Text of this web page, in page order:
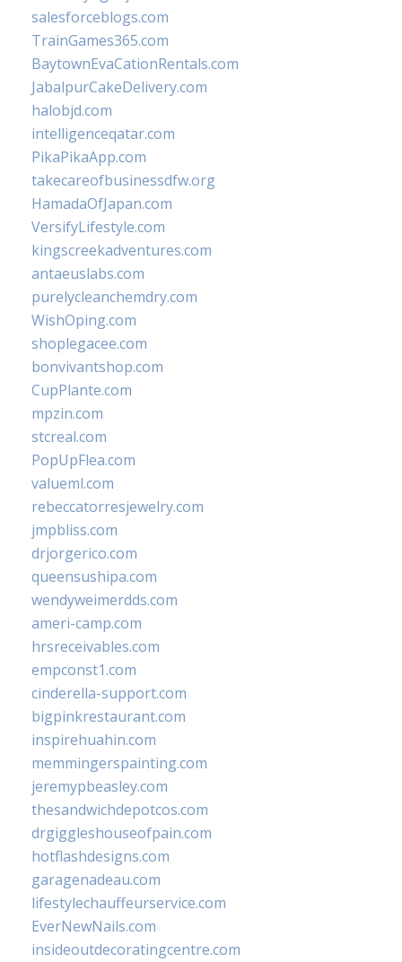
salesforceblogs.com
TrainGames365.com
BaytownEvaCationRentals.com
JabalpurCakeDelivery.com
halobjd.com
intelligenceqatar.com
PikaPikaApp.com
takecareofbusinessdfw.org
HamadaOfJapan.com
VersifyLifestyle.com
kingscreekadventures.com
antaeuslabs.com
purelycleanchemdry.com
WishOping.com
shoplegacee.com
bonvivantshop.com
CupPlante.com
mpzin.com
stcreal.com
PopUpFlea.com
valueml.com
rebeccatorresjewelry.com
jmpbliss.com
drjorgerico.com
queensushipa.com
wendyweimerdds.com
ameri-camp.com
hrsreceivables.com
empconst1.com
cinderella-support.com
bigpinkrestaurant.com
inspirehuahin.com
memmingerspainting.com
jeremypbeasley.com
thesandwichdepotcos.com
drgiggleshouseofpain.com
hotflashdesigns.com
garagenadeau.com
lifestylechauffeurservice.com
EverNewNails.com
insideoutdecoratingcentre.com